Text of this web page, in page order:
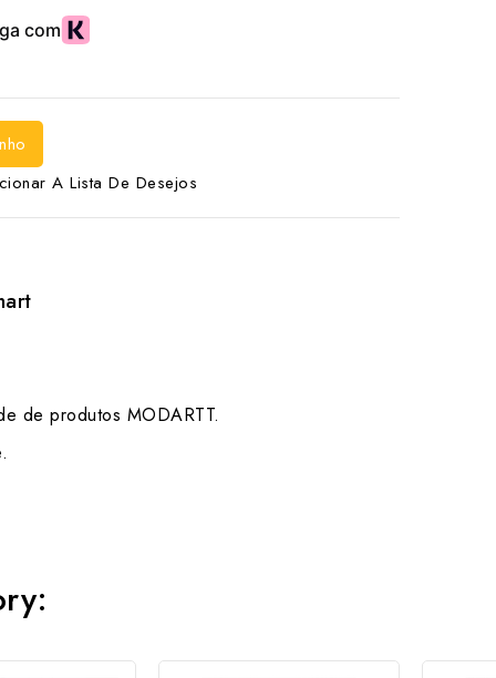
A Lista De Desejos
de produtos MODARTT.